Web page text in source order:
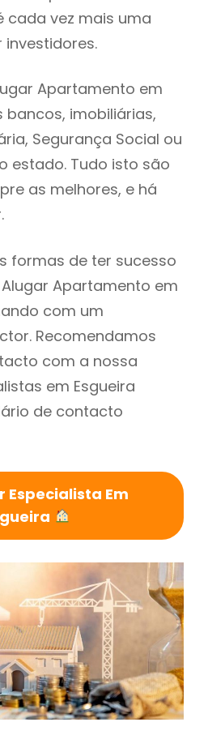
cada vez mais uma
Apartamento em
bancos, imobiliárias,
Segurança Social ou
estado. Tudo isto são
as melhores, e há
formas de ter sucesso
Apartamento em
com um
Recomendamos
com a nossa
em Esgueira
de contacto
Especialista Em